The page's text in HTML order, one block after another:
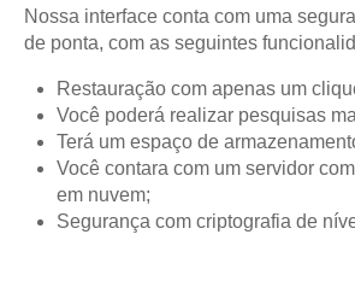
Nossa interface conta com uma
de ponta, com as seguintes
Restauração com apenas um
Você poderá realizar pesquisas
Terá um espaço de
Você contara com um servidor
em nuvem;
Segurança com criptografia de